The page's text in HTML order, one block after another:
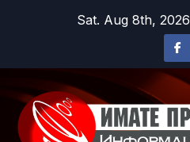
Sat. Aug 8th, 2026